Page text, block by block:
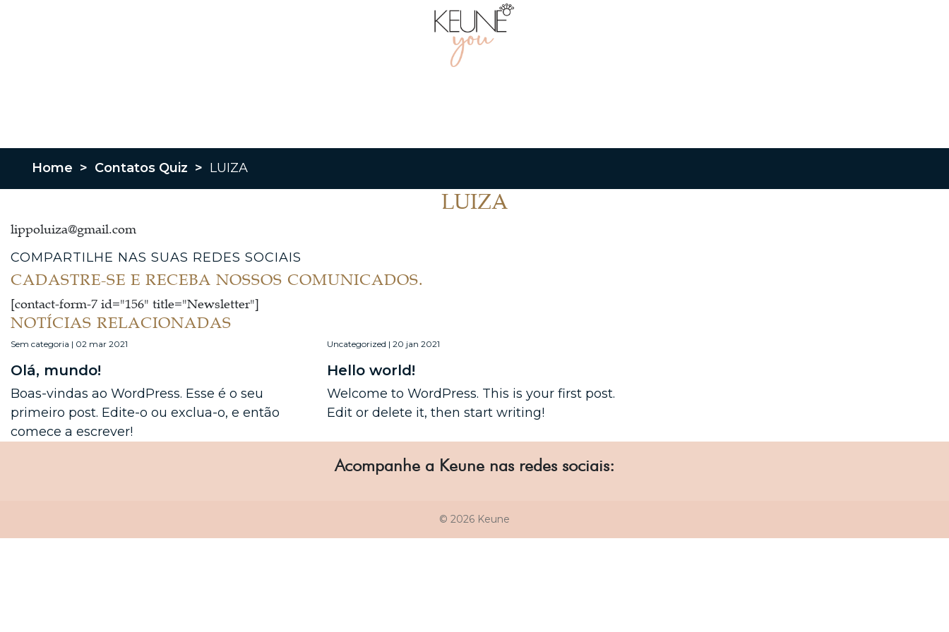
Home > Contatos Quiz > LUIZA
LUIZA
lippoluiza@gmail.com
COMPARTILHE NAS SUAS REDES SOCIAIS
CADASTRE-SE E RECEBA NOSSOS COMUNICADOS.
[contact-form-7 id="156" title="Newsletter"]
NOTÍCIAS RELACIONADAS
Sem categoria | 02 mar 2021
Olá, mundo!
Boas-vindas ao WordPress. Esse é o seu
primeiro post. Edite-o ou exclua-o, e então
comece a escrever!
Uncategorized | 20 jan 2021
Hello world!
Welcome to WordPress. This is your first post.
Edit or delete it, then start writing!
Acompanhe a Keune nas redes sociais:
© 2026 Keune